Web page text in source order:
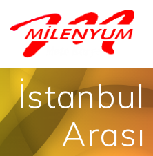
İstanbul